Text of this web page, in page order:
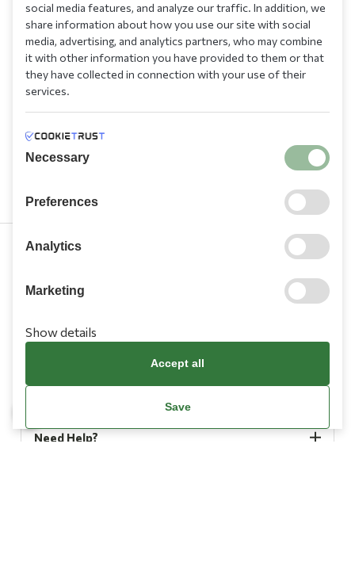
Information
Need Help?
social media features, and analyze our traffic. In addition, we
share information about how you use our site with social
media, advertising, and analytics partners, who may combine
it with other information you have provided to them or that
they have collected in connection with your use of their
services.
Necessary
Preferences
Analytics
Marketing
Show details
Accept all
Save